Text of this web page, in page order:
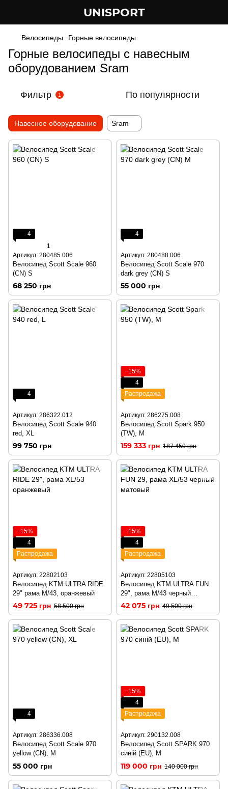
UNISPORT
Велосипеды Горные велосипеды
Горные велосипеды с навесным
оборудованием Sram
Фильтр 1 По популярности
Навесное оборудование Sram
4
1
Артикул: 280485.006
Велосипед Scott Scale 960
(CN) S
68 250 грн
4
Артикул: 280488.006
Велосипед Scott Scale 970
dark grey (CN) S
55 000 грн
4
Артикул: 286322.012
Велосипед Scott Scale 940
red, XL
99 750 грн
−15%
4
Распродажа
Артикул: 286275.008
Велосипед Scott Spark 950
(TW), M
159 333 грн 187 450 грн
−15%
4
Распродажа
Артикул: 22802103
Велосипед KTM ULTRA RIDE
29" рама M/43, оранжевый
49 725 грн 58 500 грн
−15%
4
Распродажа
Артикул: 22805103
Велосипед KTM ULTRA FUN
29", рама M/43 черный
матовый
42 075 грн 49 500 грн
4
Артикул: 286336.008
Велосипед Scott Scale 970
yellow (CN), M
55 000 грн
−15%
4
Распродажа
Артикул: 290132.008
Велосипед Scott SPARK 970
синій (EU), M
119 000 грн 140 000 грн